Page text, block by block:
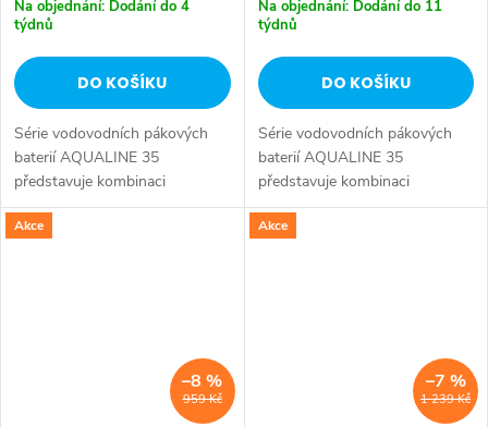
Na objednání: Dodání do 4
týdnů
DO KOŠÍKU
Série vodovodních pákových
baterií AQUALINE 35
představuje kombinaci
tradičního jednoduchého
designu a kvality provedení za
Na objednání: Dodání do 11
týdnů
DO KOŠÍKU
Série vodovodních pákových
baterií AQUALINE 35
představuje kombinaci
tradičního jednoduchého
designu a kvality provedení za
Akce
959 Kč
–8 %
Akce
1 239 Kč
–7 %